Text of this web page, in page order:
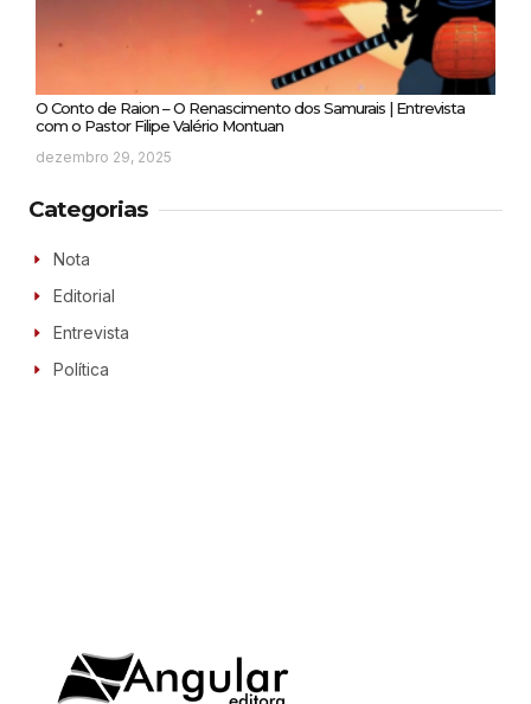
O Conto de Raion – O Renascimento dos Samurais | Entrevista
com o Pastor Filipe Valério Montuan
dezembro 29, 2025
Categorias
Nota
Editorial
Entrevista
Política